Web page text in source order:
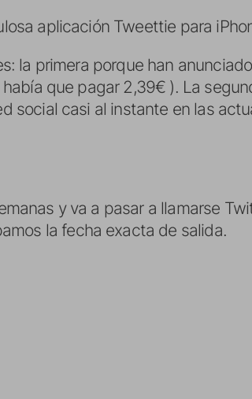
aplicación Tweettie para
la primera porque han
que pagar 2,39€ ). La
social casi al instante en las
y va a pasar a llamarse
la fecha exacta de salida.